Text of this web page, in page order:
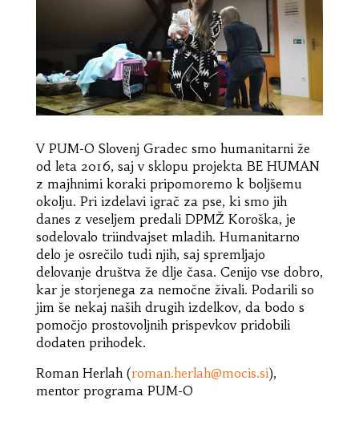
V PUM-O Slovenj Gradec smo humanitarni že
od leta 2016, saj v sklopu projekta BE HUMAN
z majhnimi koraki pripomoremo k boljšemu
okolju. Pri izdelavi igrač za pse, ki smo jih
danes z veseljem predali DPMŽ Koroška, je
sodelovalo triindvajset mladih. Humanitarno
delo je osrečilo tudi njih, saj spremljajo
delovanje društva že dlje časa. Cenijo vse dobro,
kar je storjenega za nemočne živali. Podarili so
jim še nekaj naših drugih izdelkov, da bodo s
pomočjo prostovoljnih prispevkov pridobili
dodaten prihodek.
Roman Herlah (roman.herlah@mocis.si),
mentor programa PUM-O